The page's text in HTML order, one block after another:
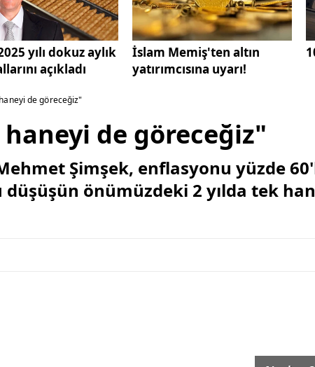
yılı dokuz aylık
açıkladı
İslam Memiş'ten altın
yatırımcısına uyarı!
de göreceğiz"
de göreceğiz"
Şimşek, enflasyonu yüzde
önümüzdeki 2 yılda tek